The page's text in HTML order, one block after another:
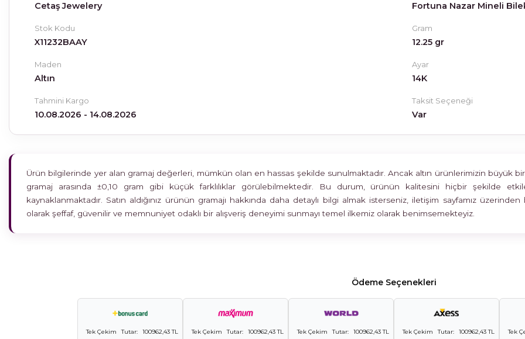
Cetaş Jewelery Fortuna Nazar Mineli
Stok Kodu
X11232BAAY
Gram
12.25 gr
Maden
Altın
Ayar
14K
Tahmini Kargo
10.08.2026 - 14.08.2026
Taksit Seçeneği
Var
Ürün bilgilerinde yer alan gramaj değerleri, mümkün olan en hassas şekilde sunulmaktadır. Ancak altın ürünlerimizin büyük
gramaj arasında ±0,10 gram gibi küçük farklılıklar görülebilmektedir. Bu durum, ürünün kalitesini hiçbir şekilde
kaynaklanmaktadır. Satın aldığınız ürünün gramajı hakkında daha detaylı bilgi almak isterseniz, iletişim sayfamız
olarak şeffaf, güvenilir ve memnuniyet odaklı bir alışveriş deneyimi sunmayı temel ilkemiz olarak benimsemekteyiz.
Ödeme Seçenekleri
Tek Çekim Tutar:
100962,43 TL
Tek Çekim Tutar:
100962,43 TL
Tek Çekim Tutar:
100962,43 TL
Tek Çekim Tutar:
100962,43 TL
Tek